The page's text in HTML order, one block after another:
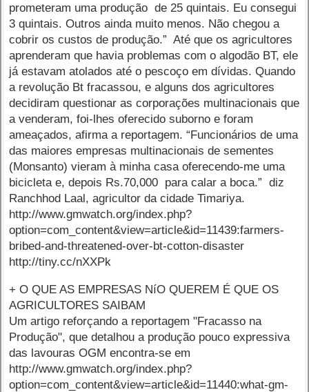
prometeram uma produção de 25 quintais. Eu consegui
3 quintais. Outros ainda muito menos. Não chegou a
cobrir os custos de produção.” Até que os agricultores
aprenderam que havia problemas com o algodão BT, ele
já estavam atolados até o pescoço em dívidas. Quando
a revolução Bt fracassou, e alguns dos agricultores
decidiram questionar as corporações multinacionais que
a venderam, foi-lhes oferecido suborno e foram
ameaçados, afirma a reportagem. “Funcionários de uma
das maiores empresas multinacionais de sementes
(Monsanto) vieram à minha casa oferecendo-me uma
bicicleta e, depois Rs.70,000 para calar a boca.” diz
Ranchhod Laal, agricultor da cidade Timariya.
http://www.gmwatch.org/index.php?
option=com_content&view=article&id=11439:farmers-
bribed-and-threatened-over-bt-cotton-disaster
http://tiny.cc/nXXPk
+ O QUE AS EMPRESAS NíO QUEREM É QUE OS
AGRICULTORES SAIBAM
Um artigo reforçando a reportagem "Fracasso na
Produção", que detalhou a produção pouco expressiva
das lavouras OGM encontra-se em
http://www.gmwatch.org/index.php?
option=com_content&view=article&id=11440:what-gm-